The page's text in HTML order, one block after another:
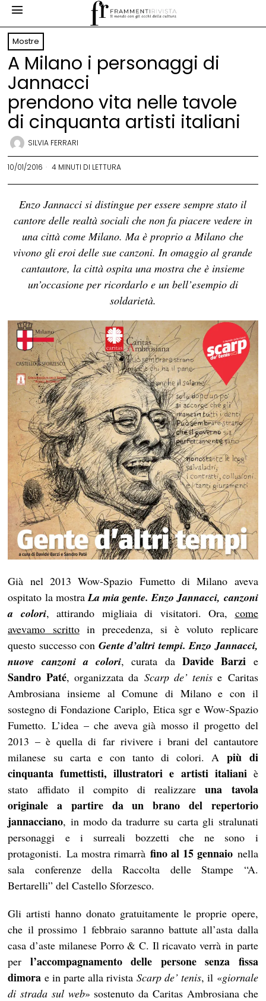
Mostre
A Milano i personaggi di
Jannacci
prendono vita nelle tavole
di cinquanta artisti italiani
SILVIA FERRARI
10/01/2016 4 MINUTI DI LETTURA
Enzo Jannacci si distingue per essere sempre stato il
cantore delle realtà sociali che non fa piacere vedere in
una città come Milano. Ma è proprio a Milano che
vivono gli eroi delle sue canzoni. In omaggio al grande
cantautore, la città ospita una mostra che è insieme
un’occasione per ricordarlo e un bell’esempio di
soldarietà.
Già nel 2013 Wow-Spazio Fumetto di Milano aveva
ospitato la mostra La mia gente. Enzo Jannacci, canzoni
a colori, attirando migliaia di visitatori. Ora, come
avevamo scrittoin precedenza, si è voluto replicare
questo successo con Gente d’altri tempi. Enzo Jannacci,
nuove canzoni a colori, curata daDavide Barzi e
Sandro Paté, organizzata da Scarp de’ tenise Caritas
Ambrosiana insieme al Comune di Milano e con il
sostegno di Fondazione Cariplo, Etica sgr e Wow-Spazio
Fumetto. L’idea – che aveva già mosso il progetto del
2013 – è quella di far rivivere i brani del cantautore
milanese su carta e con tanto di colori. Apiù di
cinquanta fumettisti, illustratori e artisti italiani è
stato affidato il compito di realizzareuna tavola
originale a partire da un brano del repertorio
jannacciano, in modo da tradurre su carta gli stralunati
personaggi e i surreali bozzetti che ne sono i
protagonisti. La mostra rimarrà fino al 15 gennaio nella
sala conferenze della Raccolta delle Stampe “A.
Bertarelli” del Castello Sforzesco.
Gli artisti hanno donato gratuitamente le proprie opere,
che il prossimo 1 febbraio saranno battute all’asta dalla
casa d’aste milanese Porro & C. Il ricavato verrà in parte
per l’accompagnamento delle persone senza fissa
dimora e in parte alla rivistaScarp de’ tenis, il «giornale
di strada sul web» sostenuto da Caritas Ambrosiana che